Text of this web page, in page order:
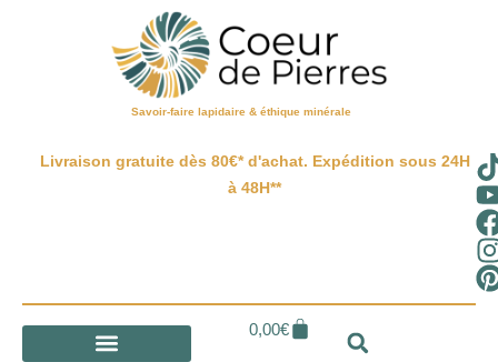
Savoir-faire lapidaire & éthique minérale
Livraison gratuite dès 80€* d'achat. Expédition sous 24H
à 48H**
0,00€